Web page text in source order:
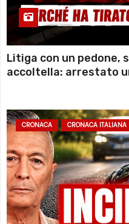
Litiga con un pedone,
accoltella: arrestato
CRONACA CRONACA ITALIANA